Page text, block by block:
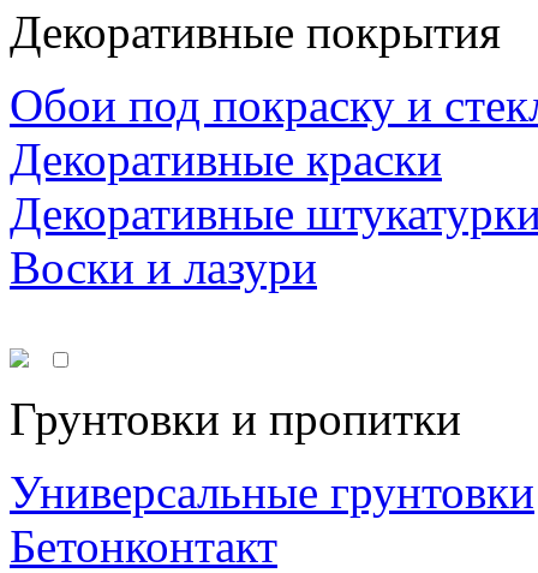
Декоративные покрытия
Обои под покраску и
Декоративные краски
Декоративные
Воски и лазури
Грунтовки и пропитки
Универсальные грунтовки
Бетонконтакт